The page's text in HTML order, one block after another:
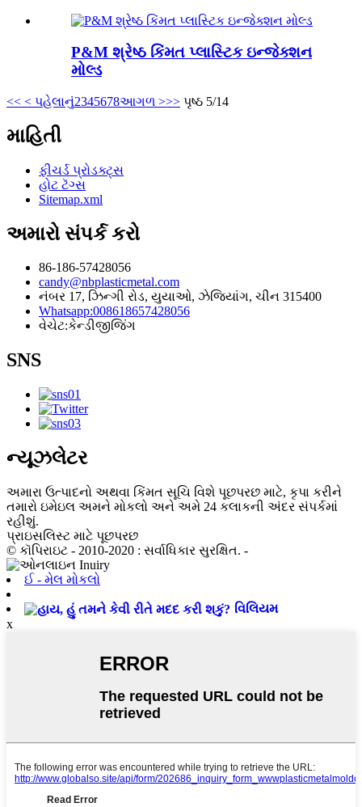
P&M શ્રેષ્ઠ કિંમત પ્લાસ્ટિક ઇન્જેક્શન
મોલ્ડ
<< < પહેલાનું2345678આગળ >>> પૃષ્ઠ 5/14
માહિતી
ફીચર્ડ પ્રોડક્ટ્સ
હોટ ટૅગ્સ
Sitemap.xml
અમારો સંપર્ક કરો
86-186-57428056
candy@nbplasticmetal.com
નંબર 17, ઝિન્ગી રોડ, યુયાઓ, ઝેજિયાંગ, ચીન 315400
Whatsapp:008618657428056
વેચેટ:કેન્ડીજીજિંગ
SNS
ન્યૂઝલેટર
અમારા ઉત્પાદનો અથવા કિંમત સૂચિ વિશે પૂછપરછ માટે, કૃપા કરીને
તમારો ઇમેઇલ અમને મોકલો અને અમે 24 કલાકની અંદર સંપર્કમાં
રહીશું.
પ્રાઇસલિસ્ટ માટે પૂછપરછ
© કૉપિરાઇટ - 2010-2020 : સર્વાધિકાર સુરક્ષિત. -
ઈ - મેલ મોકલો
વિલિયમ
x